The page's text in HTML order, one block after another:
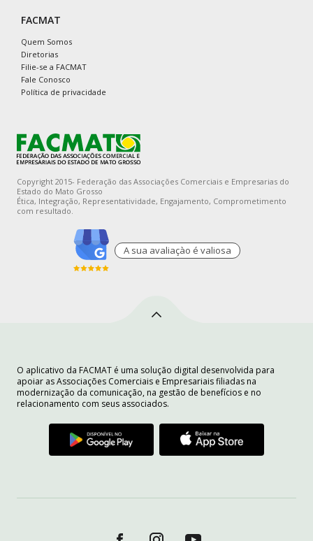
FACMAT
Quem Somos
Diretorias
Filie-se a FACMAT
Fale Conosco
Política de privacidade
Copyright 2015- Federação das Associações Comerciais e Empresarias do
Estado do Mato Grosso
Ética, Integração, Representatividade, Engajamento, Comprometimento
com resultado.
A sua avaliaçào é valiosa
O aplicativo da FACMAT é uma solução digital desenvolvida para
apoiar as Associações Comerciais e Empresariais filiadas na
modernização da comunicação, na gestão de benefícios e no
relacionamento com seus associados.